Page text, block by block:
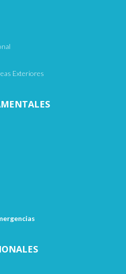
Exteriores